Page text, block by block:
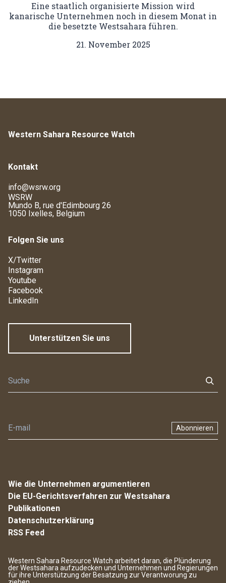
Eine staatlich organisierte Mission wird
kanarische Unternehmen noch in diesem Monat in
die besetzte Westsahara führen.
21. November 2025
Western Sahara Resource Watch
Kontakt
info@wsrw.org
WSRW
Mundo B, rue d'Edimbourg 26
1050 Ixelles, Belgium
Folgen Sie uns
X/Twitter
Instagram
Youtube
Facebook
LinkedIn
Unterstützen Sie uns
Abonnieren
Wie die Unternehmen argumentieren
Die EU-Gerichtsverfahren zur Westsahara
Publikationen
Datenschutzerklärung
RSS Feed
Western Sahara Resource Watch arbeitet daran, die Plünderung
der Westsahara aufzudecken und Unternehmen und Regierungen
für ihre Unterstützung der Besatzung zur Verantworung zu